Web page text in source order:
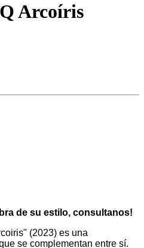
Arcoíris
de su estilo, consultanos!
(2023) es una
se complementan entre sí.